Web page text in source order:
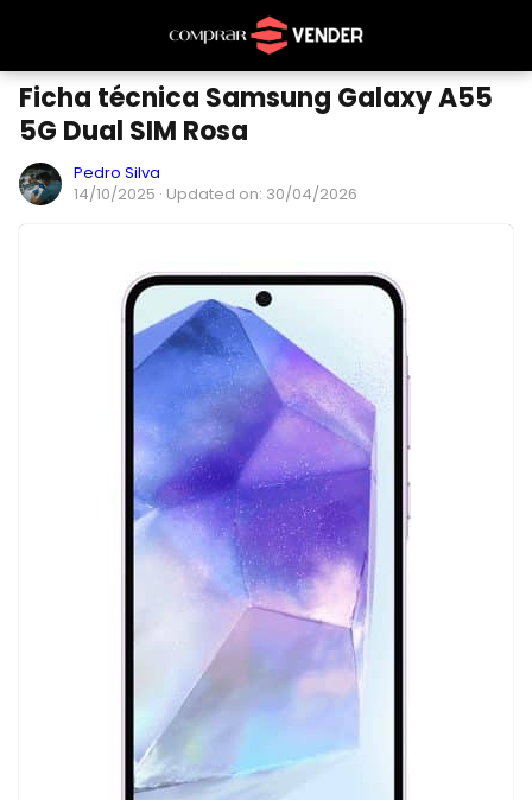
Ficha técnica Samsung Galaxy A55
5G Dual SIM Rosa
Pedro Silva
14/10/2025 · Updated on: 30/04/2026